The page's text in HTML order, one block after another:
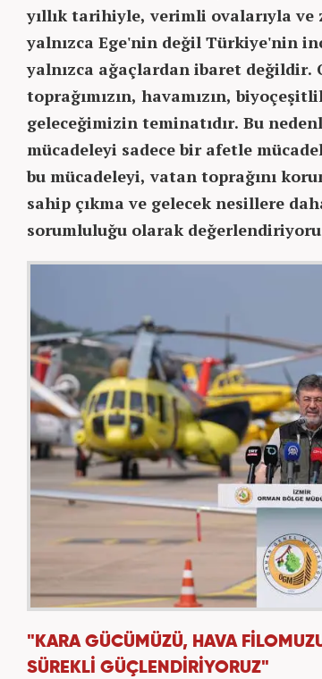
yıllık tarihiyle, verimli ovalarıyla
yalnızca Ege'nin değil Türkiye'nin
yalnızca ağaçlardan ibaret değildir.
toprağımızın, havamızın,
geleceğimizin teminatıdır. Bu
mücadeleyi sadece bir afetle
bu mücadeleyi, vatan toprağını
sahip çıkma ve gelecek nesillere
sorumluluğu olarak
"KARA GÜCÜMÜZÜ, HAVA
SÜREKLİ GÜÇLENDİRİYORUZ"